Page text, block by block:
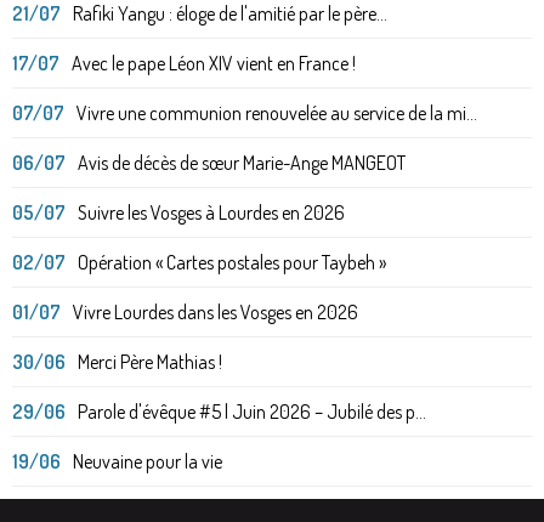
21/07 Rafiki Yangu : éloge de l'amitié par le père...
17/07 Avec le pape Léon XIV vient en France !
07/07 Vivre une communion renouvelée au service de la mi...
06/07 Avis de décès de sœur Marie-Ange MANGEOT
05/07 Suivre les Vosges à Lourdes en 2026
02/07 Opération « Cartes postales pour Taybeh »
01/07 Vivre Lourdes dans les Vosges en 2026
30/06 Merci Père Mathias !
29/06 Parole d'évêque #5 | Juin 2026 – Jubilé des p...
19/06 Neuvaine pour la vie